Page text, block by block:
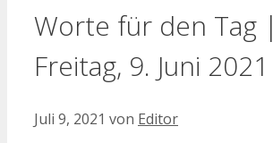
Worte für den Tag |
Freitag, 9. Juni 2021
Juli 9, 2021 von Editor